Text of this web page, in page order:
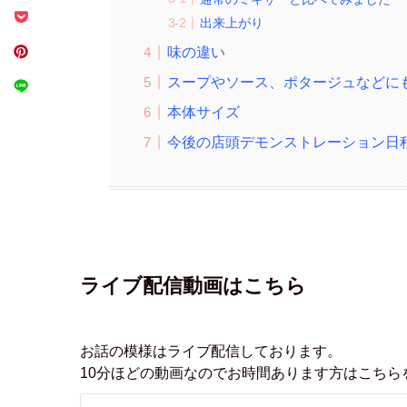
出来上がり
味の違い
スープやソース、ポタージュなどに
本体サイズ
今後の店頭デモンストレーション日
ライブ配信動画はこちら
お話の模様はライブ配信しております。
10分ほどの動画なのでお時間あります方はこちら